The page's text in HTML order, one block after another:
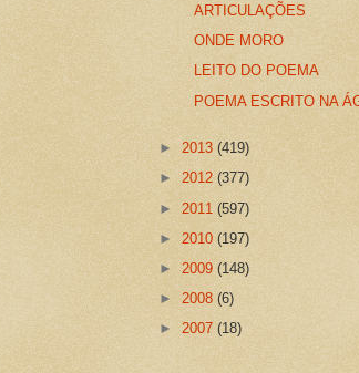
ARTICULAÇÕES
ONDE MORO
LEITO DO POEMA
POEMA ESCRITO NA
► 2013 (419)
► 2012 (377)
► 2011 (597)
► 2010 (197)
► 2009 (148)
► 2008 (6)
► 2007 (18)